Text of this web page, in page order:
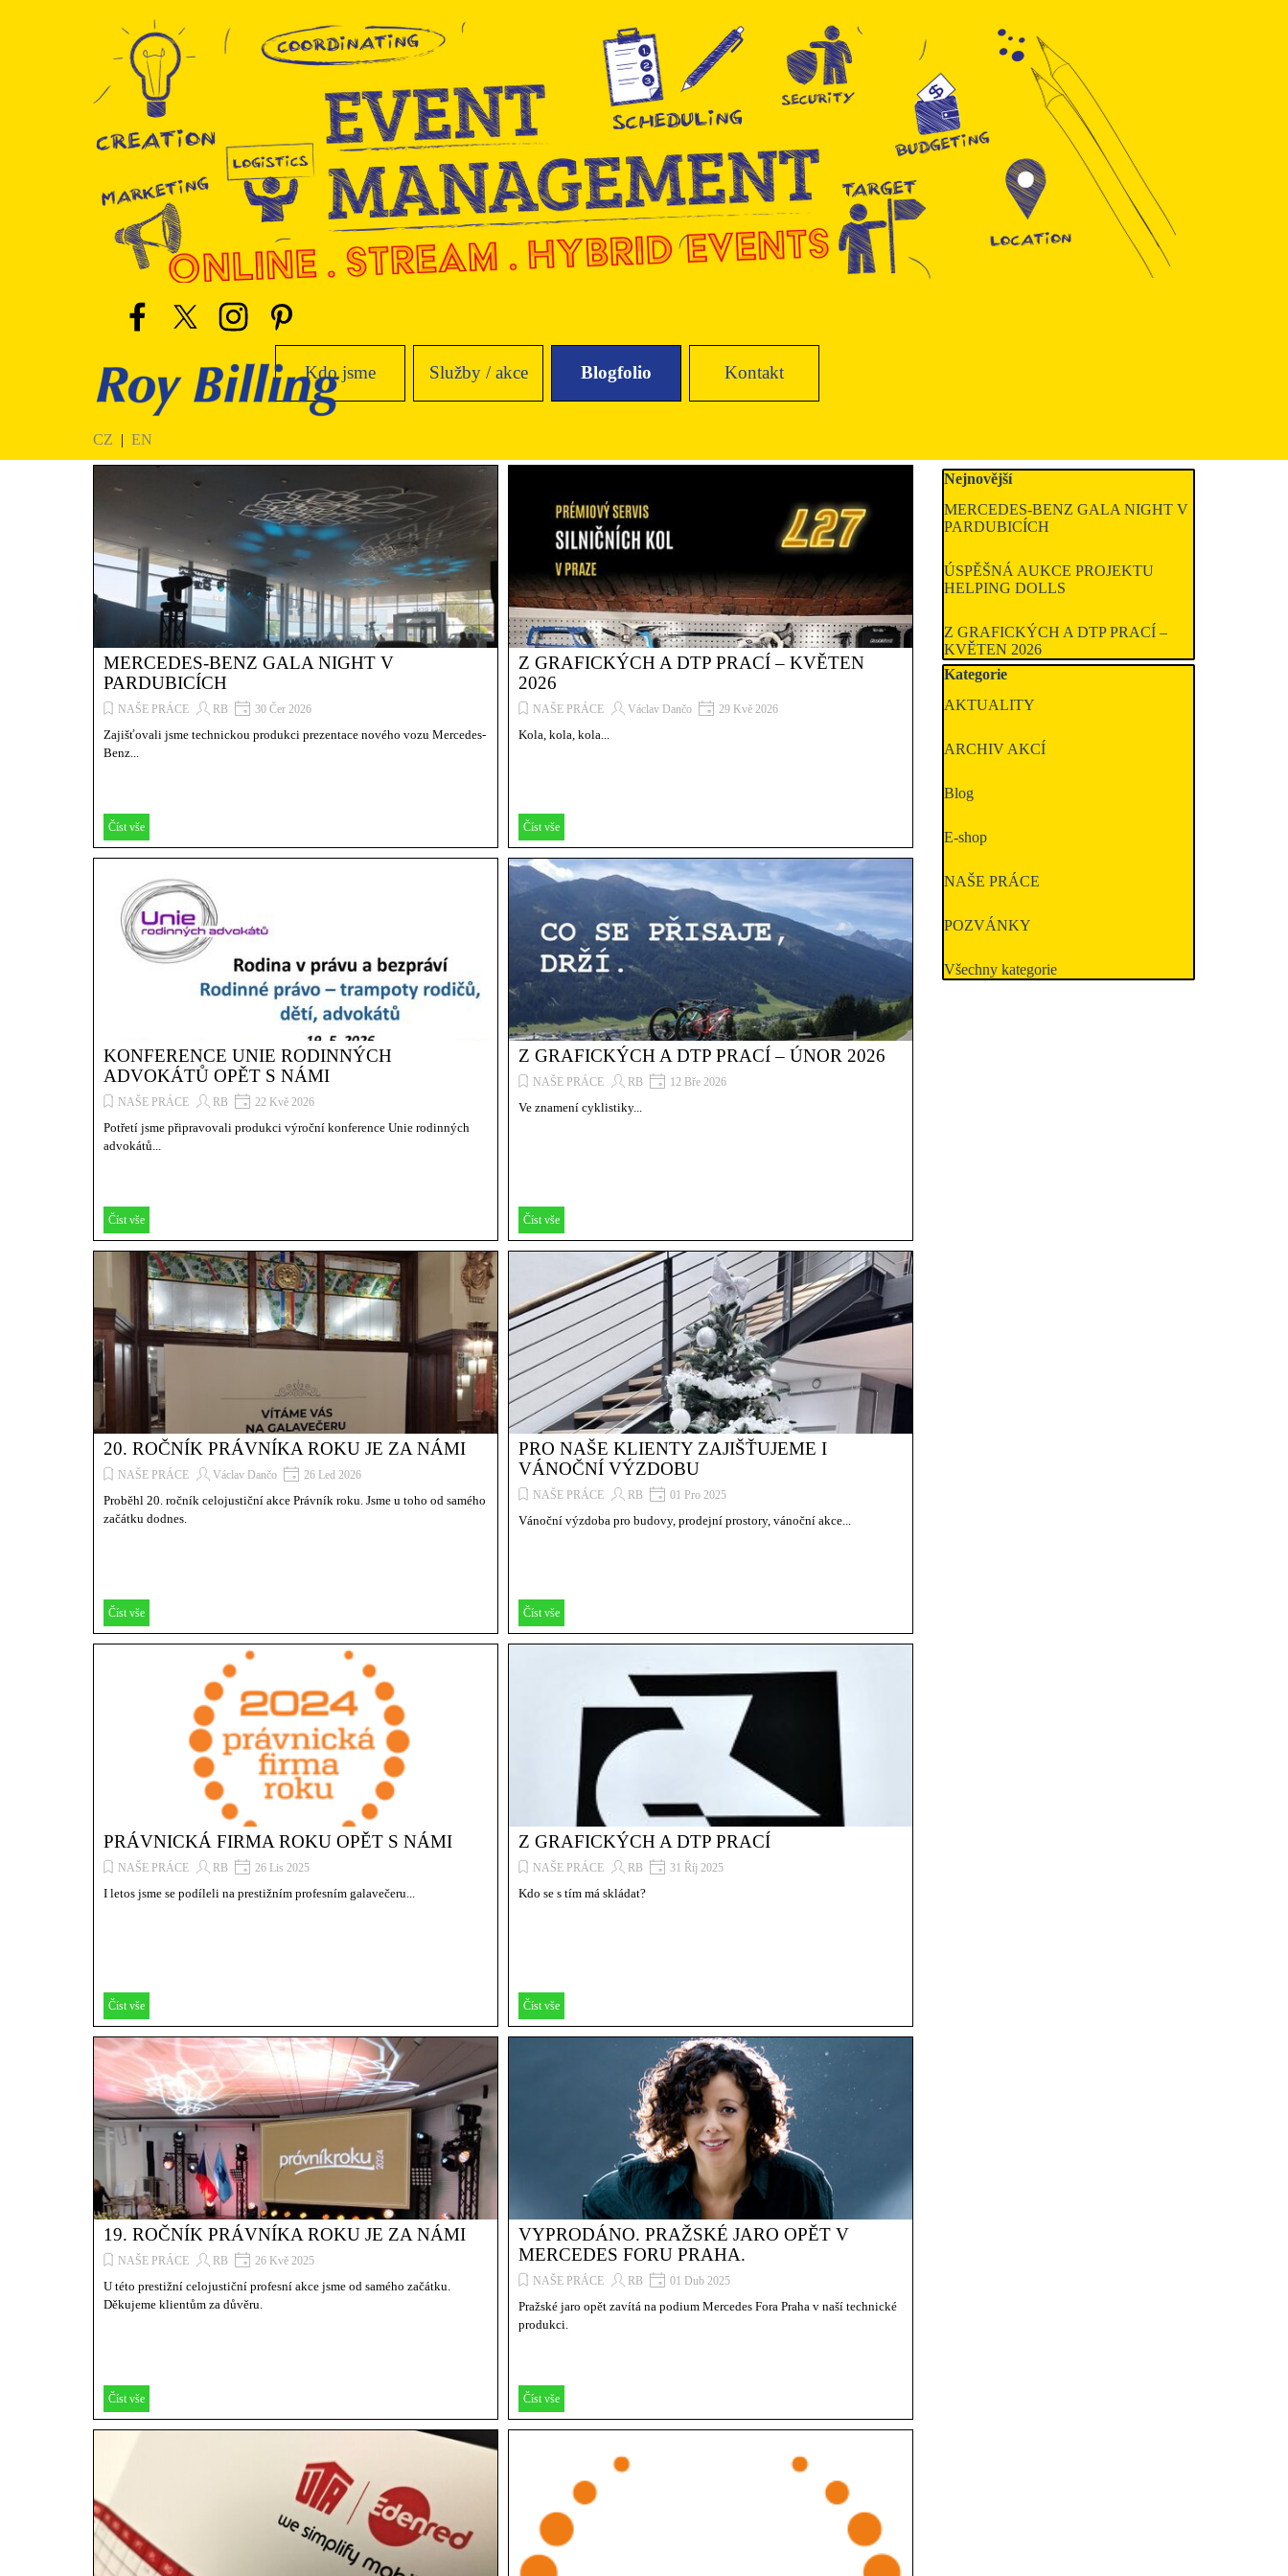
Kdo jsme
Služby / akce Blogfolio Kontakt
CZ | EN
MERCEDES-BENZ GALA NIGHT V
PARDUBICÍCH
NAŠE PRÁCE RB 30 Čer 2026
Zajišťovali jsme technickou produkci prezentace nového vozu Mercedes-
Benz...
Číst vše
Z GRAFICKÝCH A DTP PRACÍ – KVĚTEN
2026
NAŠE PRÁCE Václav Dančo 29 Kvě 2026
Kola, kola, kola...
Číst vše
KONFERENCE UNIE RODINNÝCH
ADVOKÁTŮ OPĚT S NÁMI
NAŠE PRÁCE RB 22 Kvě 2026
Potřetí jsme připravovali produkci výroční konference Unie rodinných
advokátů...
Číst vše
Z GRAFICKÝCH A DTP PRACÍ – ÚNOR 2026
NAŠE PRÁCE RB 12 Bře 2026
Ve znamení cyklistiky...
Číst vše
20. ROČNÍK PRÁVNÍKA ROKU JE ZA NÁMI
NAŠE PRÁCE Václav Dančo 26 Led 2026
Proběhl 20. ročník celojustiční akce Právník roku. Jsme u toho od samého
začátku dodnes.
Číst vše
PRO NAŠE KLIENTY ZAJIŠŤUJEME I
VÁNOČNÍ VÝZDOBU
NAŠE PRÁCE RB 01 Pro 2025
Vánoční výzdoba pro budovy, prodejní prostory, vánoční akce...
Číst vše
PRÁVNICKÁ FIRMA ROKU OPĚT S NÁMI
NAŠE PRÁCE RB 26 Lis 2025
I letos jsme se podíleli na prestižním profesním galavečeru...
Číst vše
Z GRAFICKÝCH A DTP PRACÍ
NAŠE PRÁCE RB 31 Říj 2025
Kdo se s tím má skládat?
Číst vše
19. ROČNÍK PRÁVNÍKA ROKU JE ZA NÁMI
NAŠE PRÁCE RB 26 Kvě 2025
U této prestižní celojustiční profesní akce jsme od samého začátku.
Děkujeme klientům za důvěru.
Číst vše
VYPRODÁNO. PRAŽSKÉ JARO OPĚT V
MERCEDES FORU PRAHA.
NAŠE PRÁCE RB 01 Dub 2025
Pražské jaro opět zavítá na podium Mercedes Fora Praha v naší technické
produkci.
Číst vše
Přeskočit blok Nejnovější
Nejnovější
MERCEDES-BENZ GALA NIGHT V
PARDUBICÍCH
ÚSPĚŠNÁ AUKCE PROJEKTU
HELPING DOLLS
Z GRAFICKÝCH A DTP PRACÍ –
KVĚTEN 2026
Přeskočit blok Kategorie
Kategorie
AKTUALITY
ARCHIV AKCÍ
Blog
E-shop
NAŠE PRÁCE
POZVÁNKY
Všechny kategorie